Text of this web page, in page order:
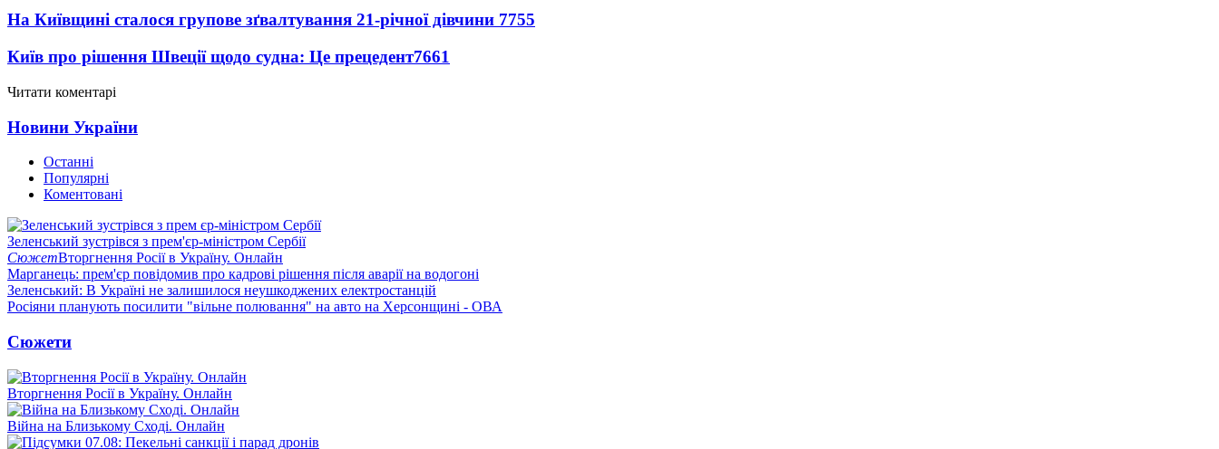
На Київщині сталося групове зґвалтування 21-річної дівчини 7755
Київ про рішення Швеції щодо судна: Це прецедент7661
Читати коментарі
Новини України
Останні
Популярні
Коментовані
Зеленський зустрівся з прем'єр-міністром Сербії
СюжетВторгнення Росії в Україну. Онлайн
Марганець: прем'єр повідомив про кадрові рішення після аварії на водогоні
Зеленський: В Україні не залишилося неушкоджених електростанцій
Росіяни планують посилити "вільне полювання" на авто на Херсонщині - ОВА
Сюжети
Вторгнення Росії в Україну. Онлайн
Війна на Близькому Сході. Онлайн